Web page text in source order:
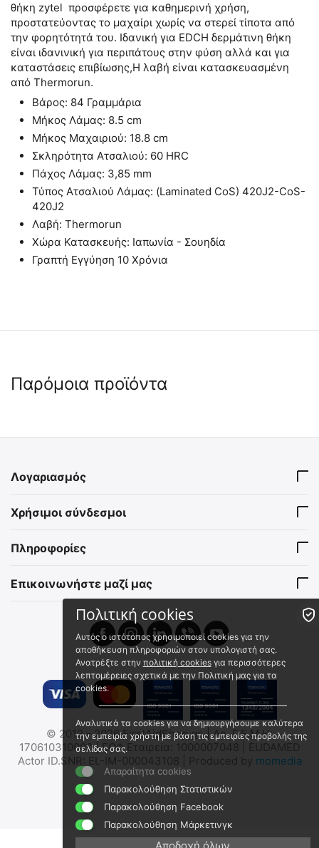
θήκη zytel προσφέρετε για καθημερινή χρήση,
προστατεύοντας το μαχαίρι χωρίς να στερεί τίποτα από
την φορητότητά του. Ιδανική για EDCΗ δερμάτινη θήκη
είναι ιδανινική για περιπάτους στην φύση αλλά και για
καταστάσεις επιβίωσης,Η λαβή είναι κατασκευασμένη
από Thermorun.
Βάρος: 84 Γραμμάρια
Μήκος Λάμας: 8.5 cm
Μήκος Μαχαιριού: 18.8 cm
Σκληρότητα Ατσαλιού: 60 HRC
Πάχος Λάμας: 3,85 mm
Τύπος Ατσαλιού Λάμας: (Laminated CoS) 420J2-CoS-
420J2
Λαβή: Thermorun
Χώρα Κατασκευής: Ιαπωνία - Σουηδία
Γραπτή Εγγύηση 10 Χρόνια
Παρόμοια προϊόντα
MIL-TEC Πολυχρηστικό
Εργαλείο Επιβίωσης -
Άμεσα διαθέσιμο
€3.48
(χωρίς ΦΠΑ) €25.73(χωρίς ΦΠΑ)
MORAKNIV RUBUST
Μαχαίρι Επιβίωσης
Mora-12249
Άμεσα διαθέσιμο
Αποστολή σε 1 εως 3
MORAKNIV COMPANION
Μαχαίρι Επιβίωσης
MO-13164
Άμεσα διαθέσιμο
Αποστολή εντός 24 ωρών
13.00
€ 10.48 (χωρίς ΦΠΑ)
Λογαριασμός
Χρήσιμοι σύνδεσμοι
Πληροφορίες
Επικοινωνήστε μαζί μας
© 2012 - 2026 FirstAidShop.gr. | Αρ. Γ.Ε.Μ.Η:
170610310000 | ΕΟΦ Εταιρεία: 1000007048 | EUDAMED
Actor ID.SNR: EL-IM-000043108 | Produced by momedia
Πολιτική cookies
Αυτός ο ιστότοπος χρησιμοποιεί cookies για την
αποθήκευση πληροφοριών στον υπολογιστή σας.
Ανατρέξτε στην πολιτική cookiesγια περισσότερες
λεπτομέρειες σχετικά με την Πολιτική μας για τα
cookies.
Αναλυτικά τα cookies για να δημιουργήσουμε καλύτερα
την εμπειρία χρήστη με βάση τις εμπειρίες προβολής της
σελίδας σας.
Απαραίτητα cookies
Παρακολούθηση Στατιστικών
Παρακολούθηση Facebook
Παρακολούθηση Μάρκετινγκ